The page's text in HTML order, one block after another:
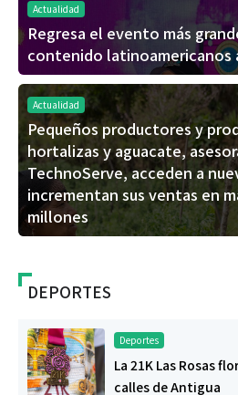
Actualidad
Regresa el evento más
contenido latinoamericanos
Actualidad
Pequeños productores y
hortalizas y aguacate,
TechnoServe, acceden a
incrementan sus ventas en
millones
DEPORTES
Deportes
La 21K Las Rosas
calles de Antigua